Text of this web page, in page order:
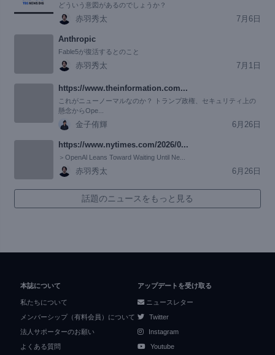
どういう意図があるのでしょうか？
赤羽秀太 7月6日
Anthropic
Fable5が復活するとのこと
赤羽秀太 7月1日
https://www.theinformation.com...
これがニューノーマルなのか？ トランプ政権、セキュリティ上の
懸念からOpe...
金子侑輝 6月26日
https://www.nytimes.com/2026/0...
＞OpenAl Leans Toward Waiting Until Ne...
赤羽秀太 6月26日
話題のニュースをもっと見る
本誌について
私たちについて
メンバーシップ（有料会員）について
法人サポーターのお願い
よくある質問
アップデートを受け取る
ニュースレター
Twitter
Instagram
Youtube